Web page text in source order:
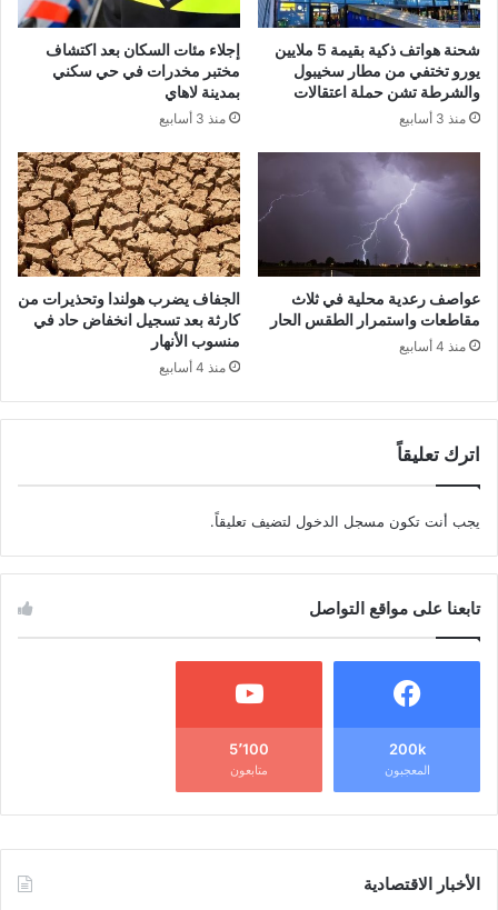
شحنة هواتف ذكية بقيمة 5 ملايين
يورو تختفي من مطار سخيبول
والشرطة تشن حملة اعتقالات
منذ 3 أسابيع
إجلاء مئات السكان بعد اكتشاف
مختبر مخدرات في حي سكني
بمدينة لاهاي
منذ 3 أسابيع
عواصف رعدية محلية في ثلاث
مقاطعات واستمرار الطقس الحار
منذ 4 أسابيع
الجفاف يضرب هولندا وتحذيرات من
كارثة بعد تسجيل انخفاض حاد في
منسوب الأنهار
منذ 4 أسابيع
اترك تعليقاً
يجب أنت تكون مسجل الدخول لتضيف تعليقاً.
تابعنا على مواقع التواصل
200k
المعجبون
5٬100
متابعون
الأخبار الاقتصادية